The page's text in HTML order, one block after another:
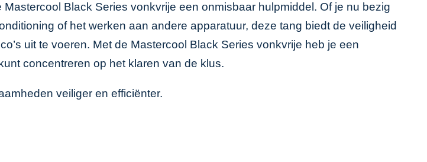
Black Series vonkvrije een onmisbaar hulpmiddel. Of je nu bezig
of het werken aan andere apparatuur, deze tang biedt de veiligheid
uit te voeren. Met de Mastercool Black Series vonkvrije heb je een
concentreren op het klaren van de klus.
veiliger en efficiënter.